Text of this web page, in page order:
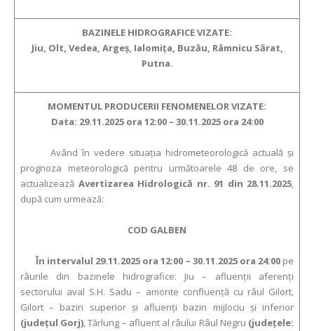
BAZINELE HIDROGRAFICE VIZATE:
Jiu, Olt, Vedea, Argeş, Ialomiţa, Buzău, Râmnicu Sărat,
Putna.
MOMENTUL PRODUCERII FENOMENELOR VIZATE:
Data: 29.11.2025 ora 12:00 – 30.11.2025 ora 24:00
Având în vedere situaţia hidrometeorologică actuală şi
prognoza meteorologică pentru următoarele 48 de ore, se
actualizează Avertizarea Hidrologică nr. 91 din 28.11.2025,
după cum urmează:
COD GALBEN
În intervalul 29.11.2025 ora 12:00 – 30.11.2025 ora 24:00 pe
râurile din bazinele hidrografice: Jiu – afluenţii aferenţi
sectorului aval S.H. Sadu – amonte confluenţă cu râul Gilort,
Gilort – bazin superior şi afluenţi bazin mijlociu şi inferior
(judeţul Gorj), Tărlung – afluent al râului Râul Negru (judeţele: